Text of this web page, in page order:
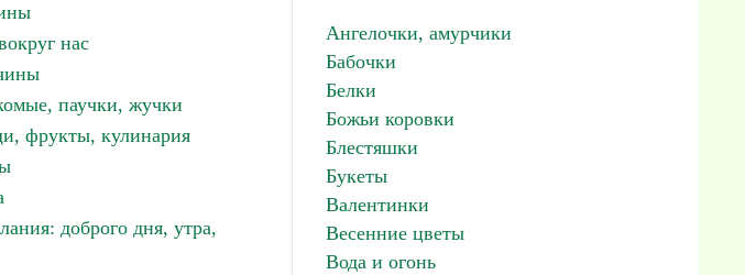
нас
паучки, жучки
фрукты, кулинария
доброго дня, утра,
Ангелочки, амурчики
Бабочки
Белки
Божьи коровки
Блестяшки
Букеты
Валентинки
Весенние цветы
Вода и огонь